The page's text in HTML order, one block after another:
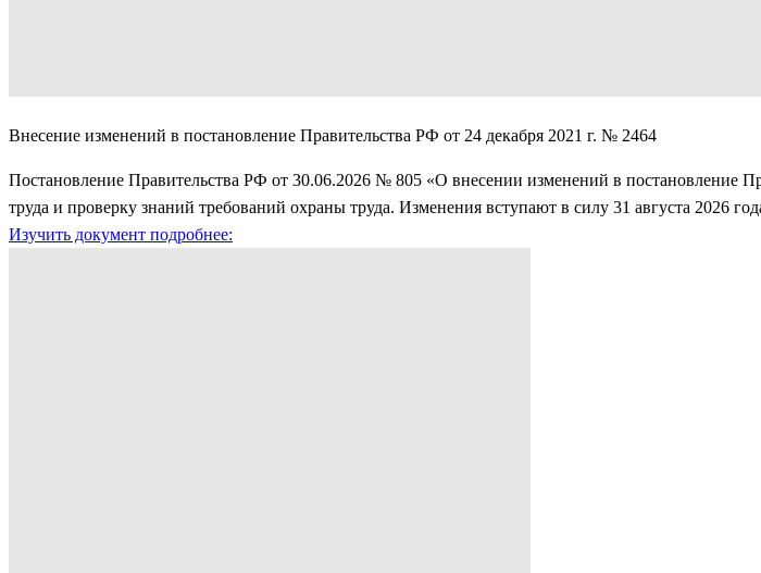
Внесение изменений в постановление Правительства РФ от 24 декабря 2021 г. № 2464
Постановление Правительства РФ от 30.06.2026 № 805 «О внесении изменений в постановление
труда и проверку знаний требований охраны труда. Изменения вступают в силу 31 августа 2026
Изучить документ подробнее: